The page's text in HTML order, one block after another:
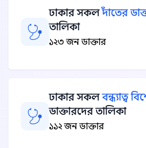
ঢাকার সকলদাঁতের
তালিকা
১২৩ জন ডাক্তার
ঢাকার সকলবন্ধ্যাত্ব
ডাক্তারদের তালিকা
১১২ জন ডাক্তার